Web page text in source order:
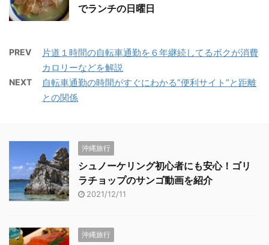
でランチの日曜日
PREV
片道１時間の自転車通勤を６年継続してるボクが消費
カロリーなどを解説
NEXT
自転車通勤の時間がすぐにわかる”便利サイト”と距離
との関係
沖縄旅行
シュノーケリング初心者にも安心！ゴリ
ラチョップのサンゴ動画を紹介
2021/12/11
沖縄旅行